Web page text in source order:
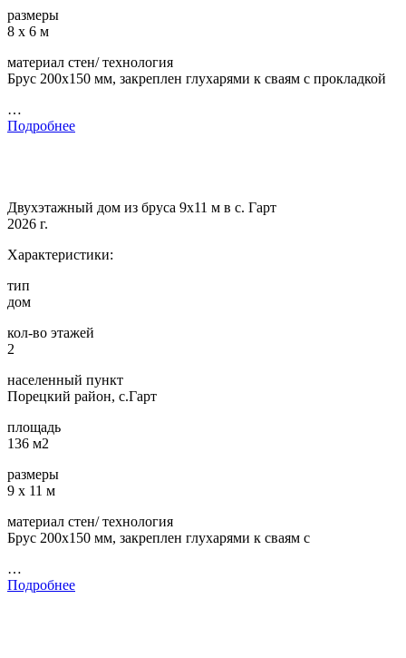
размеры
8 х 6 м
материал стен/ технология
Брус 200х150 мм, закреплен глухарями к сваям с прокладкой
…
Подробнее
Двухэтажный дом из бруса 9х11 м в с. Гарт
2026 г.
Характеристики:
тип
дом
кол-во этажей
2
населенный пункт
Порецкий район, с.Гарт
площадь
136 м2
размеры
9 х 11 м
материал стен/ технология
Брус 200х150 мм, закреплен глухарями к сваям с
…
Подробнее